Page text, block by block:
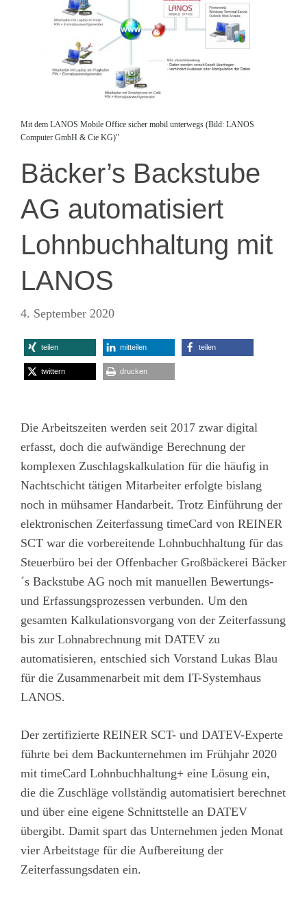
Mit dem LANOS Mobile Office sicher mobil unterwegs (Bild: LANOS
Computer GmbH & Cie KG)"
Bäcker’s Backstube
AG automatisiert
Lohnbuchhaltung mit
LANOS
4. September 2020
teilen mitteilen teilen
twittern drucken
Die Arbeitszeiten werden seit 2017 zwar digital
erfasst, doch die aufwändige Berechnung der
komplexen Zuschlagskalkulation für die häufig in
Nachtschicht tätigen Mitarbeiter erfolgte bislang
noch in mühsamer Handarbeit. Trotz Einführung der
elektronischen Zeiterfassung timeCard von REINER
SCT war die vorbereitende Lohnbuchhaltung für das
Steuerbüro bei der Offenbacher Großbäckerei Bäcker
´s Backstube AG noch mit manuellen Bewertungs-
und Erfassungsprozessen verbunden. Um den
gesamten Kalkulationsvorgang von der Zeiterfassung
bis zur Lohnabrechnung mit DATEV zu
automatisieren, entschied sich Vorstand Lukas Blau
für die Zusammenarbeit mit dem IT-Systemhaus
LANOS.
Der zertifizierte REINER SCT- und DATEV-Experte
führte bei dem Backunternehmen im Frühjahr 2020
mit timeCard Lohnbuchhaltung+ eine Lösung ein,
die die Zuschläge vollständig automatisiert berechnet
und über eine eigene Schnittstelle an DATEV
übergibt. Damit spart das Unternehmen jeden Monat
vier Arbeitstage für die Aufbereitung der
Zeiterfassungsdaten ein.